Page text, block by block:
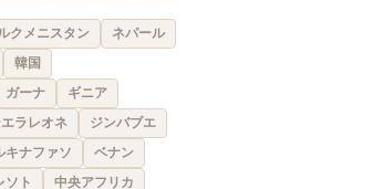
ルクメニスタン
ネパール
韓国
ガーナ
ギニア
ラレオネ
ジンバブエ
キナファソ
ベナン
ソト
中央アフリカ